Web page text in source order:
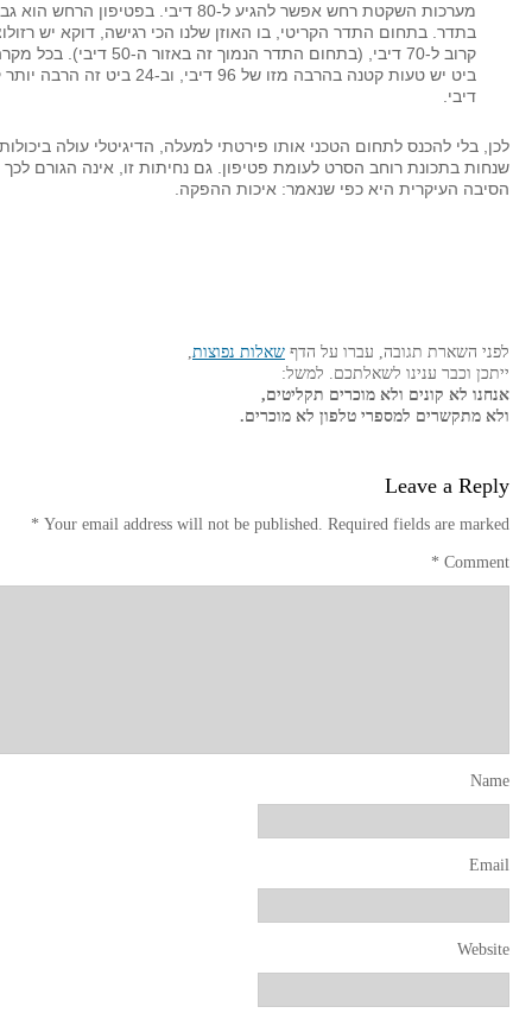
מערכות השקטת רחש אפשר להגיע ל-80 דיבי.
בתדר. בתחום התדר הקריטי, בו האוזן שלנו הכי רגישה, דוקא יש
דיבי.
הסיבה העיקרית היא כפי שנאמר: איכות ההפקה.
לפני השארת תגובה, עברו על הדף שאלות נפוצות,
ייתכן וכבר ענינו לשאלתכם. למשל:
אנחנו לא קונים ולא מוכרים תקליטים,
ולא מתקשרים למספרי טלפון לא מוכרים.
Leave a Reply
Your email address will not be published. Required fields are marked
*
Comment
*
Name
Email
Website